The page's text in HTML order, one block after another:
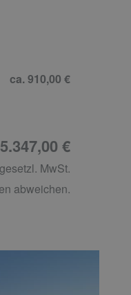
ca. 910,00 €
€
MwSt.
abweichen.